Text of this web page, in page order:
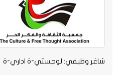
شاغر وظيفي: لوجستي-ة اداري-ة